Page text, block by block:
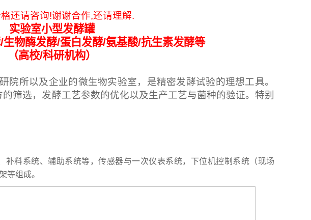
还请咨询!谢谢合作,还请理解.
实验室小型发酵罐
物酶发酵/蛋白发酵/氨基酸/抗生素发酵等
（高校/科研机构）
院所以及企业的微生物实验室，是精密发酵试验的理想工具。
筛选，发酵工艺参数的优化以及生产工艺与菌种的验证。特别
料系统、辅助系统等，传感器与一次仪表系统，下位机控制系统（现场
等组成。